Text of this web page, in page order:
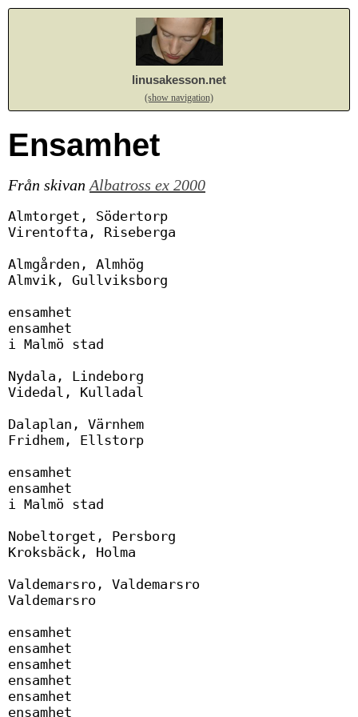
linusakesson.net
(show navigation)
Ensamhet
Från skivan Albatross ex 2000
Almtorget, Södertorp
Virentofta, Riseberga
Almgården, Almhög
Almvik, Gullviksborg
ensamhet
ensamhet
i Malmö stad
Nydala, Lindeborg
Videdal, Kulladal
Dalaplan, Värnhem
Fridhem, Ellstorp
ensamhet
ensamhet
i Malmö stad
Nobeltorget, Persborg
Kroksbäck, Holma
Valdemarsro, Valdemarsro
Valdemarsro
ensamhet
ensamhet
ensamhet
ensamhet
ensamhet
ensamhet